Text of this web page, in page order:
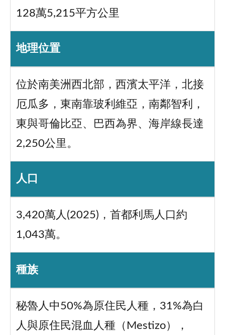
128萬5,215平方公里
地理位置
位於南美洲西北部，西濱太平洋，北接
厄瓜多，東南靠玻利維亞，南鄰智利，
東與哥倫比亞、巴西為界、海岸線長達
2,250公里。
人口
3,420萬人(2025)，首都利馬人口約
1,043萬。
種族
秘魯人中50%為原住民人種，31%為白
人與原住民混血人種（Mestizo），